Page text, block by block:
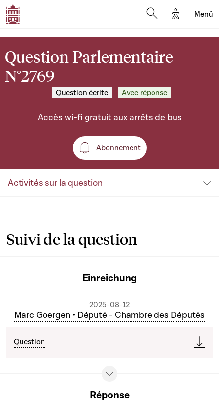
Options
Menü
Question Parlementaire
N°2769
Question écrite Avec réponse
Accès wi-fi gratuit aux arrêts de bus
Abonnement
Abonnement
Activités sur la question
Suivi de la question
Einreichung
2025-08-12
Marc Goergen • Député - Chambre des Députés
Question
Réponse